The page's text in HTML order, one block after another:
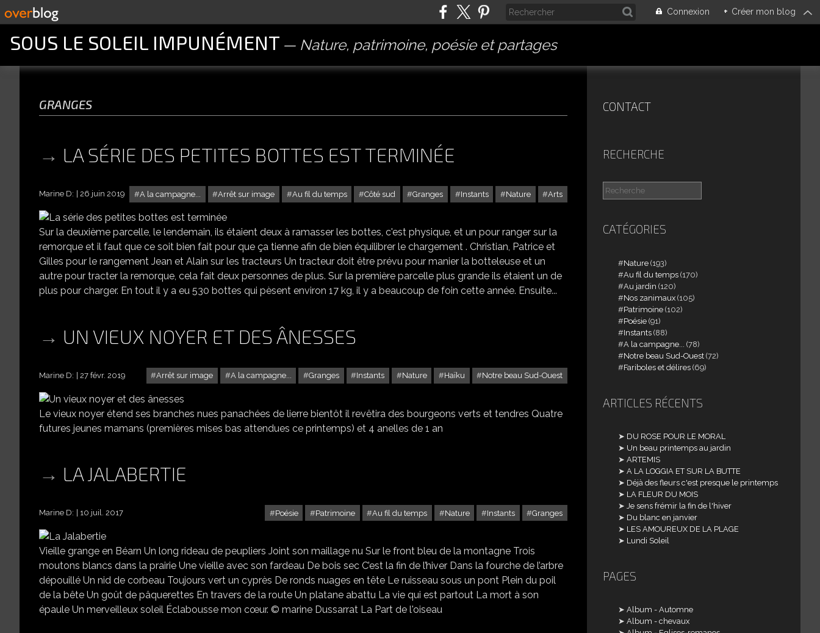
Connexion + Créer mon blog
SOUS LE SOLEIL IMPUNÉMENT Nature, patrimoine, poésie et partages
granges
LA SÉRIE DES PETITES BOTTES EST TERMINÉE
A la campagne... Arrêt sur image Au fil du temps Côté sud Granges Instants Nature Arts
Marine D: 26 juin 2019 LA SÉRIE DES PETITES BOTTES EST TERMINÉE
Sur la deuxième parcelle, le lendemain, ils étaient deux à ramasser les bottes, c'est physique, et un pour ranger sur la
remorque et il faut que ce soit bien fait pour que ça tienne afin de bien équilibrer le chargement . Christian, Patrice et
Gilles pour le rangement Jean et Alain sur les tracteurs Un tracteur doit être prévu pour manier la botteleuse et un
autre pour tracter la remorque, cela fait deux personnes de plus. Sur la première parcelle plus grande ils étaient un de
plus pour charger. En tout il y a eu 530 bottes qui pèsent environ 17 kg, il y a beaucoup de foin cette année. Ensuite...
UN VIEUX NOYER ET DES ÂNESSES
Arrêt sur image A la campagne... Granges Instants Nature Haïku Notre beau Sud-Ouest
Marine D: 27 févr. 2019 UN VIEUX NOYER ET DES ÂNESSES
Le vieux noyer étend ses branches nues panachées de lierre bientôt il revêtira des bourgeons verts et tendres Quatre
futures jeunes mamans (premières mises bas attendues ce printemps) et 4 anelles de 1 an
LA JALABERTIE
Poésie Patrimoine Au fil du temps Nature Instants Granges
Marine D: 10 juil. 2017 LA JALABERTIE
Vieille grange en Béarn Un long rideau de peupliers Joint son maillage nu Sur le front bleu de la montagne Trois
moutons blancs dans la prairie Une vieille avec son fardeau De bois sec C’est la fin de l’hiver Dans la fourche de l’arbre
dépouillé Un nid de corbeau Toujours vert un cyprès De ronds nuages en tête Le ruisseau sous un pont Plein du poil
de la bête Un goût de pâquerettes En travers de la route Un platane abattu La vie qui est partout La mort à son
épaule Un merveilleux soleil Éclabousse mon cœur. © marine Dussarrat La Part de l'oiseau
CONTACT
RECHERCHE
CATÉGORIES
Nature (193)
Au fil du temps (170)
Au jardin (120)
Nos zanimaux (105)
Patrimoine (102)
Poésie (91)
Instants (88)
A la campagne...
(78)
Notre beau Sud-Ouest (72)
Fariboles et délires (69)
ARTICLES RÉCENTS
DU ROSE POUR LE MORAL
Un beau printemps au jardin
ARTEMIS
A LA LOGGIA ET SUR LA BUTTE
Déjà des fleurs c'est presque le printemps
LA FLEUR DU MOIS
Je sens frémir la fin de l'hiver
Du blanc en janvier
LES AMOUREUX DE LA PLAGE
Lundi Soleil
PAGES
Album - Automne
Album - chevaux